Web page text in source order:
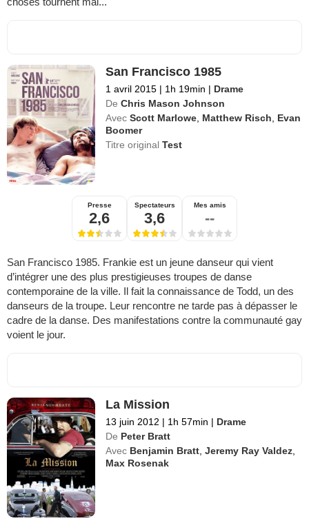
San Francisco 1985
1 avril 2015 | 1h 19min | Drame
De Chris Mason Johnson
Avec Scott Marlowe, Matthew Risch, Evan
Boomer
Titre originalTest
Presse
2,6
Spectateurs
3,6
Mes amis
--
San Francisco 1985. Frankie est un jeune danseur qui vient
d’intégrer une des plus prestigieuses troupes de danse
contemporaine de la ville. Il fait la connaissance de Todd, un des
danseurs de la troupe. Leur rencontre ne tarde pas à dépasser le
cadre de la danse. Des manifestations contre la communauté gay
voient le jour.
La Mission
13 juin 2012 | 1h 57min | Drame
De Peter Bratt
Avec Benjamin Bratt,Jeremy Ray Valdez,
Max Rosenak